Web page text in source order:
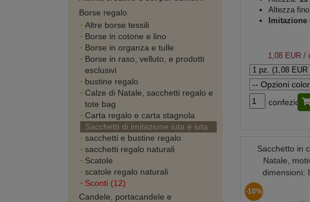
Borse regalo
Altre borse tessili
Borse in cotone e lino
Borse in organza e tulle
Borse in raso, velluto, e prodotti
esclusivi
bustine regalo
Calze di Natale, sacchetti regalo e
tote bag
Carta regalo e carta stagnola
Sacchetti di imitazione iuta e iuta
sacchetti e bustine regalo
sacchetti regalo naturali
Scatole
scatole regalo naturali
Sconti (12)
Candele, portacandele e
Altezza
1,08 EUR /
confezione
Sacchetto in
Natale,
dimensioni:
-10%